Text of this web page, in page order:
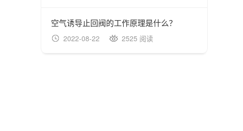
空气诱导止回阀的工作原理是什么？
2022-08-22 2525 阅读